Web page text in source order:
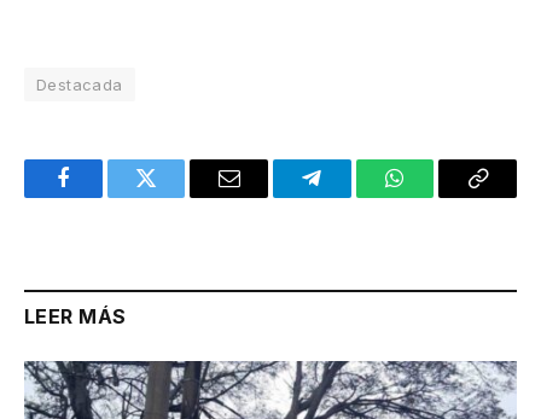
Destacada
FacebookTwitter Email TelegramWhatsAppCopy
LEER MÁS